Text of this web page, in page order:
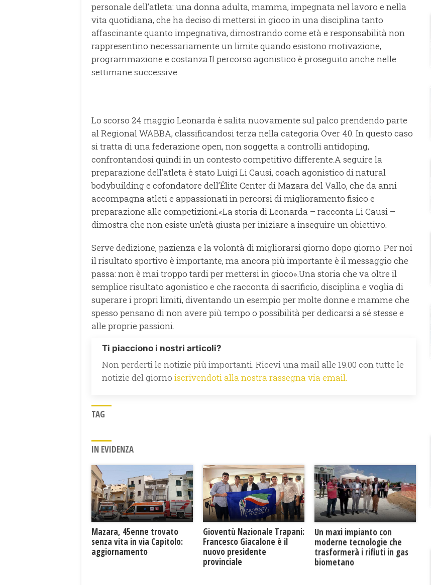
personale dell’atleta: una donna adulta, mamma, impegnata nel lavoro e nella
vita quotidiana, che ha deciso di mettersi in gioco in una disciplina tanto
affascinante quanto impegnativa, dimostrando come età e responsabilità non
rappresentino necessariamente un limite quando esistono motivazione,
programmazione e costanza.Il percorso agonistico è proseguito anche nelle
settimane successive.
Lo scorso 24 maggio Leonarda è salita nuovamente sul palco prendendo parte
al Regional WABBA, classificandosi terza nella categoria Over 40. In questo caso
si tratta di una federazione open, non soggetta a controlli antidoping,
confrontandosi quindi in un contesto competitivo differente.A seguire la
preparazione dell’atleta è stato Luigi Li Causi, coach agonistico di natural
bodybuilding e cofondatore dell’Élite Center di Mazara del Vallo, che da anni
accompagna atleti e appassionati in percorsi di miglioramento fisico e
preparazione alle competizioni.«La storia di Leonarda – racconta Li Causi –
dimostra che non esiste un’età giusta per iniziare a inseguire un obiettivo.
Serve dedizione, pazienza e la volontà di migliorarsi giorno dopo giorno. Per noi
il risultato sportivo è importante, ma ancora più importante è il messaggio che
passa: non è mai troppo tardi per mettersi in gioco».Una storia che va oltre il
semplice risultato agonistico e che racconta di sacrificio, disciplina e voglia di
superare i propri limiti, diventando un esempio per molte donne e mamme che
spesso pensano di non avere più tempo o possibilità per dedicarsi a sé stesse e
alle proprie passioni.
Ti piacciono i nostri articoli?
Non perderti le notizie più importanti. Ricevi una mail alle 19.00 con tutte le
notizie del giorno iscrivendoti alla nostra rassegna via email.
TAG
IN EVIDENZA
Mazara, 45enne trovato
senza vita in via Capitolo:
aggiornamento
Gioventù Nazionale Trapani:
Francesco Giacalone è il
nuovo presidente
provinciale
Un maxi impianto con
moderne tecnologie che
trasformerà i rifiuti in gas
biometano